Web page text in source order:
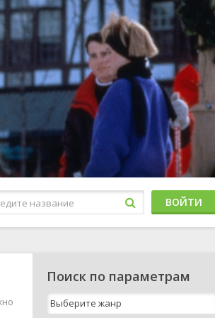
ВОЙТИ
Поиск по параметрам